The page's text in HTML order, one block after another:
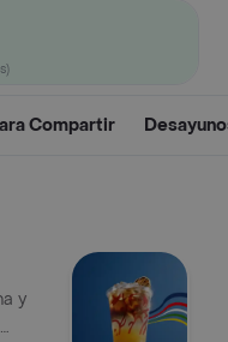
Compartir
y